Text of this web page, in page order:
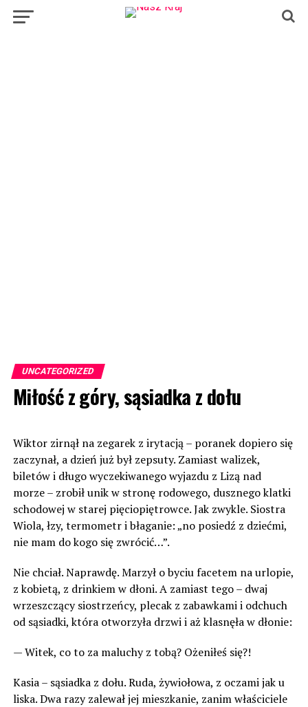
UNCATEGORIZED
Miłość z góry, sąsiadka z dołu
Wiktor zirnął na zegarek z irytacją – poranek dopiero się
zaczynał, a dzień już był zepsuty. Zamiast walizek,
biletów i długo wyczekiwanego wyjazdu z Lizą nad
morze – zrobił unik w stronę rodowego, dusznego klatki
schodowej w starej pięciopiętrowce. Jak zwykle. Siostra
Wiola, łzy, termometr i błaganie: „no posiedź z dziećmi,
nie mam do kogo się zwrócić…”.
Nie chciał. Naprawdę. Marzył o byciu facetem na urlopie,
z kobietą, z drinkiem w dłoni. A zamiast tego – dwaj
wrzeszczący siostrzeńcy, plecak z zabawkami i odchuch
od sąsiadki, która otworzyła drzwi i aż klasnęła w dłonie:
— Witek, co to za maluchy z tobą? Ożeniłeś się?!
Kasia – sąsiadka z dołu. Ruda, żywiołowa, z oczami jak u
liska. Dwa razy zalewał jej mieszkanie, zanim właściciele